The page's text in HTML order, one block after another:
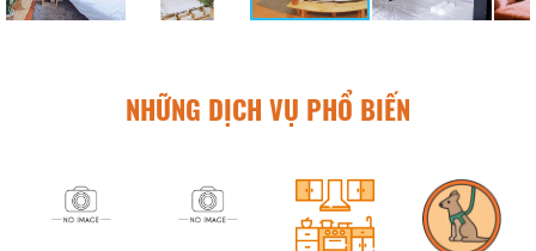
NHỮNG DỊCH VỤ PHỔ BIẾN